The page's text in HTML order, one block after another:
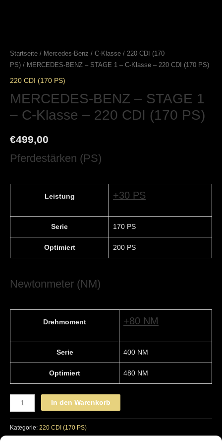
Startseite / Mercedes-Benz / C-Klasse / 220 CDI (170
PS) / MERCEDES-BENZ – STAGE 1 – C-Klasse – 220 CDI (170 PS)
220 CDI (170 PS)
MERCEDES-BENZ – STAGE 1
– C-Klasse – 220 CDI (170 PS)
€499,00
Pferdestärken (PS)
Leistung +30 PS
Serie 170 PS
Optimiert 200 PS
Newtonmeter (NM)
Drehmoment +80 NM
Serie 400 NM
Optimiert 480 NM
MERCEDES-
BENZ
-
STAGE
In den Warenkorb
Kategorie: 220 CDI (170 PS)